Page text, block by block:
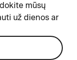
mūsų
už dienos ar